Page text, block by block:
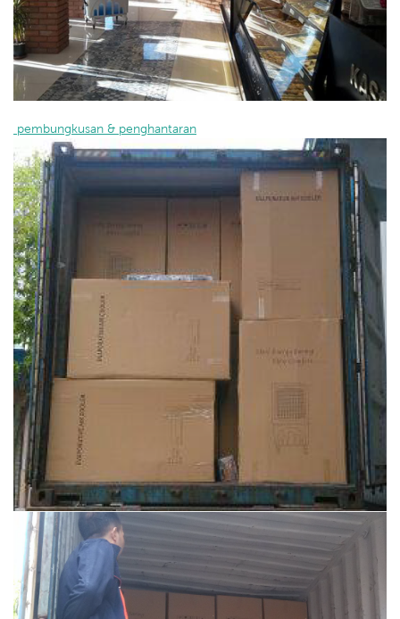
pembungkusan & penghantaran